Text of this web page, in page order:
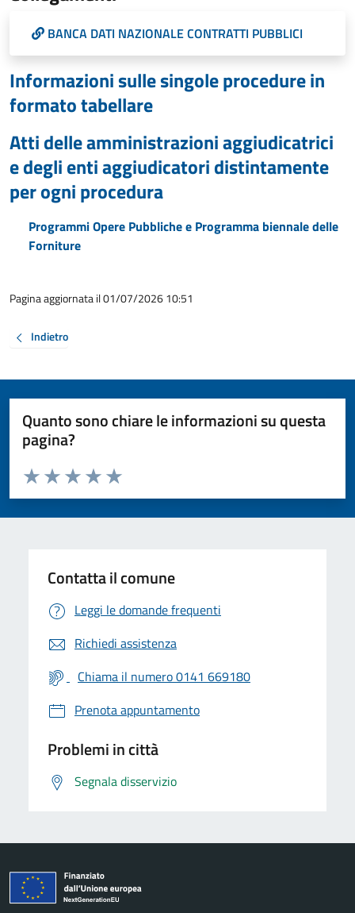
BANCA DATI NAZIONALE CONTRATTI PUBBLICI
Informazioni sulle singole procedure in
formato tabellare
Atti delle amministrazioni aggiudicatrici
e degli enti aggiudicatori distintamente
per ogni procedura
Programmi Opere Pubbliche e Programma biennale delle
Forniture
Pagina aggiornata il 01/07/2026 10:51
Indietro
Quanto sono chiare le informazioni su questa
pagina?
Valuta da 1 a 5 stelle la pagina
Valuta 5 stelle su 5
Valuta 4 stelle su 5
Valuta 3 stelle su 5
Valuta 2 stelle su 5
Valuta 1 stelle su 5
Contatta il comune
Leggi le domande frequenti
Richiedi assistenza
Chiama il numero 0141 669180
Prenota appuntamento
Problemi in città
Segnala disservizio